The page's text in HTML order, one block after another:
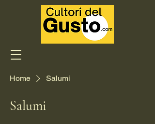
Home Salumi
Salumi